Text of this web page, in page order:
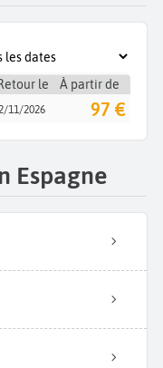
le À partir de
11/2026 97 €
Espagne